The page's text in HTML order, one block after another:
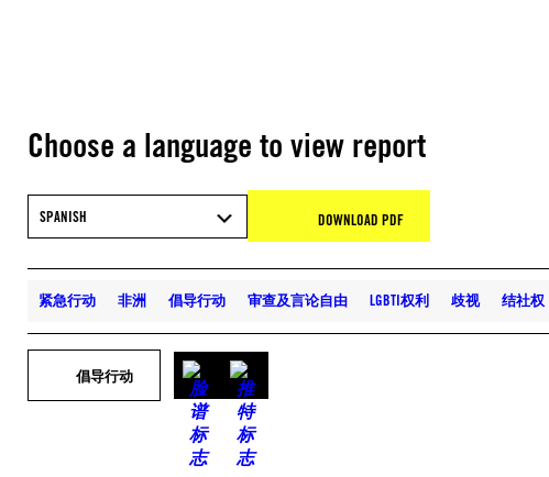
Choose a language to view report
SPANISH DOWNLOAD PDF
紧急行动 非洲 倡导行动 审查及言论自由 LGBTI权利 歧视 结社权
倡导行动